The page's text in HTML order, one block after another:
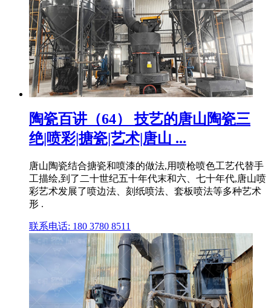
陶瓷百讲（64） 技艺的唐山陶瓷三
绝|喷彩|搪瓷|艺术|唐山 ...
唐山陶瓷结合搪瓷和喷漆的做法,用喷枪喷色工艺代替手
工描绘,到了二十世纪五十年代末和六、七十年代,唐山喷
彩艺术发展了喷边法、刻纸喷法、套板喷法等多种艺术
形 .
联系电话: 180 3780 8511